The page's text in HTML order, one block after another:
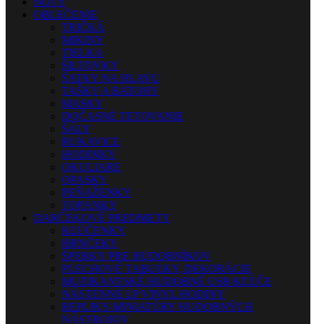
OBLEČENIE
TRIČKÁ
MIKINY
TIELKA
ŠILTOVKY
ŠATKY NA HLAVU
TAŠKY A BATOHY
MASKY
DOČASNÉ TETOVANIE
ŠÁLY
RUKAVICE
HODINKY
OKULIARE
OPASKY
PEŇAŽENKY
TOPÁNKY
DARČEKOVÉ PREDMETY
KĽÚČENKY
HRNČEKY
ŠPERKY PRE HUDOBNÍKOV
PLECHOVÉ TABUĽKY, DEKORÁCIE
MUZIKANTSKÉ HUDOBNÉ USB KĽÚČE
NÁSTENNÉ LP VINYL HODINY
REPLIKY-MINIATÚRY HUDOBNÝCH
NÁSTROJOV